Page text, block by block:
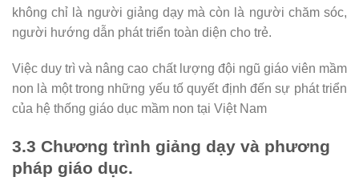
không chỉ là người giảng dạy mà còn là người chăm sóc,
người hướng dẫn phát triển toàn diện cho trẻ.
Việc duy trì và nâng cao chất lượng đội ngũ giáo viên mầm
non là một trong những yếu tố quyết định đến sự phát triển
của hệ thống giáo dục mầm non tại Việt Nam
3.3 Chương trình giảng dạy và phương
pháp giáo dục.